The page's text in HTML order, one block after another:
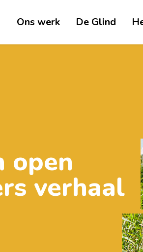
Ons werk De Glind
open
verhaal